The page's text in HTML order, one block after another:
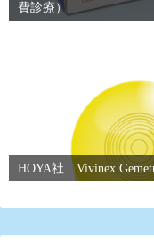
費診療）
HOYA社 Vivinex